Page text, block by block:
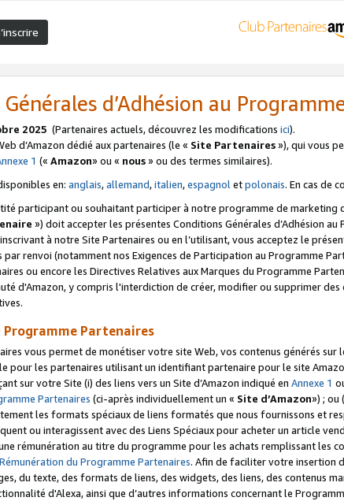
d’Adhésion au
2025 (Partenaires actuels, découvrez les modifications ici).
d’Amazon dédié aux partenaires (le « Site Partenaires»), qui vous
1 (« Amazon» ou « nous» ou des termes similaires).
en: anglais,allemand,italien,espagnoletpolonais. En cas de
participant ou souhaitant participer à notre programme de marketing
») doit accepter les présentes Conditions Générales d’Adhésion au
à notre Site Partenaires ou en l’utilisant, vous acceptez le
renvoi (notamment nos Exigences de Participation au Programme
ou encore les Directives Relatives aux Marques du Programme
d'Amazon, y compris l'interdiction de créer, modifier ou supprimer
Programme Partenaires
vous permet de monétiser votre site Web, vos contenus générés
pour les partenaires utilisant un identifiant partenaire pour le site
sur votre Site (i) des liens vers un Site d’Amazon indiqué en Annexe 1
Partenaires (ci-après individuellement un « Site d’Amazon») ; ou
les formats spéciaux de liens formatés que nous fournissons et
ou interagissent avec des Liens Spéciaux pour acheter un article
rémunération au titre du programme pour les achats remplissant les
Rémunération du Programme Partenaires. Afin de faciliter votre insertion
du texte, des formats de liens, des widgets, des liens, des contenus
d'Alexa, ainsi que d’autres informations concernant le